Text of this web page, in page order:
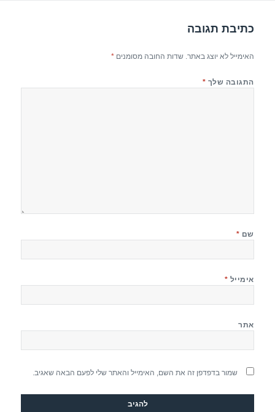
k
כתיבת תגובה
האימייל לא יוצג באתר. שדות החובה מסומנים*
התגובה שלך *
שם *
אימייל *
אתר
שמור בדפדפן זה את השם, האימייל והאתר שלי לפעם הבאה שאגיב.